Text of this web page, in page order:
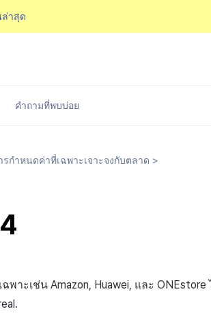
ล่าสุด
คำถามที่พบบ่อย
รกำหนดค่าที่เฉพาะเจาะจงกับตลาด >
าะเช่น Amazon, Huawei, และ